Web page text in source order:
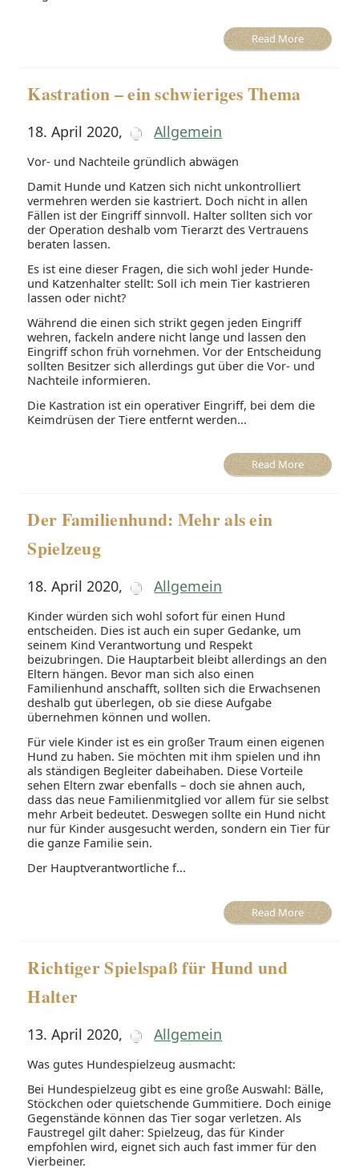
Read More
Kastration – ein schwieriges Thema
18. April 2020, Allgemein
Vor- und Nachteile gründlich abwägen
Damit Hunde und Katzen sich nicht unkontrolliert
vermehren werden sie kastriert. Doch nicht in allen
Fällen ist der Eingriff sinnvoll. Halter sollten sich vor
der Operation deshalb vom Tierarzt des Vertrauens
beraten lassen.
Es ist eine dieser Fragen, die sich wohl jeder Hunde-
und Katzenhalter stellt: Soll ich mein Tier kastrieren
lassen oder nicht?
Während die einen sich strikt gegen jeden Eingriff
wehren, fackeln andere nicht lange und lassen den
Eingriff schon früh vornehmen. Vor der Entscheidung
sollten Besitzer sich allerdings gut über die Vor- und
Nachteile informieren.
Die Kastration ist ein operativer Eingriff, bei dem die
Keimdrüsen der Tiere entfernt werden...
Read More
Der Familienhund: Mehr als ein
Spielzeug
18. April 2020, Allgemein
Kinder würden sich wohl sofort für einen Hund
entscheiden. Dies ist auch ein super Gedanke, um
seinem Kind Verantwortung und Respekt
beizubringen. Die Hauptarbeit bleibt allerdings an den
Eltern hängen. Bevor man sich also einen
Familienhund anschafft, sollten sich die Erwachsenen
deshalb gut überlegen, ob sie diese Aufgabe
übernehmen können und wollen.
Für viele Kinder ist es ein großer Traum einen eigenen
Hund zu haben. Sie möchten mit ihm spielen und ihn
als ständigen Begleiter dabeihaben. Diese Vorteile
sehen Eltern zwar ebenfalls – doch sie ahnen auch,
dass das neue Familienmitglied vor allem für sie selbst
mehr Arbeit bedeutet. Deswegen sollte ein Hund nicht
nur für Kinder ausgesucht werden, sondern ein Tier für
die ganze Familie sein.
Der Hauptverantwortliche f...
Read More
Richtiger Spielspaß für Hund und
Halter
13. April 2020, Allgemein
Was gutes Hundespielzeug ausmacht:
Bei Hundespielzeug gibt es eine große Auswahl: Bälle,
Stöckchen oder quietschende Gummitiere. Doch einige
Gegenstände können das Tier sogar verletzen. Als
Faustregel gilt daher: Spielzeug, das für Kinder
empfohlen wird, eignet sich auch fast immer für den
Vierbeiner.